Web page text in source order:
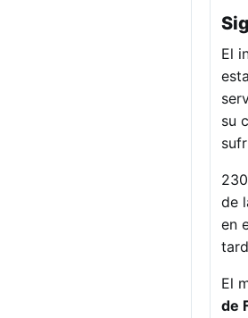
El
su
de
en
El
de